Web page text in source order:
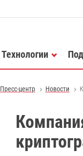
Технологии
Пресс-центр Новости